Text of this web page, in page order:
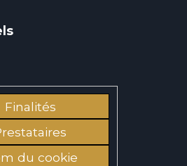
Finalités
du cookie